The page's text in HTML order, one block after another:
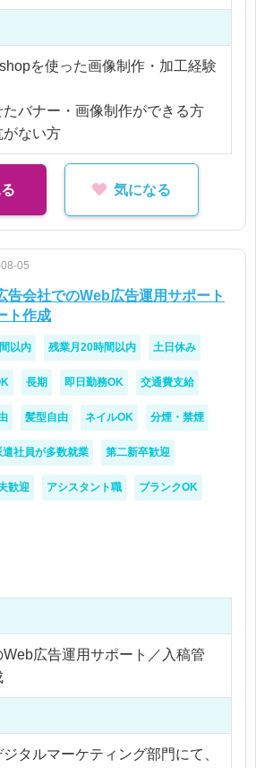
上げる仕事ではありますが、瀬
身である必要はありません。
しながら、地域に関わる仕事をし
の可能性に目を向け、新しい事業
動かしていけることです。
域に根ざしたフィールドで、テレ
地域の新しい可能性をつくる仕事
んか。
に関する簡単な事務作業や、当
社内の番組担当者との確認・調
願いします。
ラミング業務はありません。
て、テレビ局の公式アプリを支え
リの運営サポート
像の作成
くじ企画に関する画像制作
クター素材、フリー素材の加工
CMS等への情報入力、更新
備などの事務作業
認、調整サポート
サポート業務
め】
を使った画像制作が好きな
ア業界に興味がある方
は時短勤務で週3日程度働きたい
業と両立できる仕事を探してい
学んだデザインスキルを活かし
リエイティブ職に復帰したい方
を使った画像制作・加工経験
バナー・画像制作ができる方
がない方
気になる
05
告会社でのWeb広告運用サポート
ト作成
以内 残業月20時間以内 土日休み
長期 即日勤務OK 交通費支給
髪型自由 ネイルOK 分煙・禁煙
遣社員が多数就業 第二新卒歓迎
歓迎 アシスタント職 ブランクOK
広告運用サポート／入稿管
タルマーケティング部門にて、